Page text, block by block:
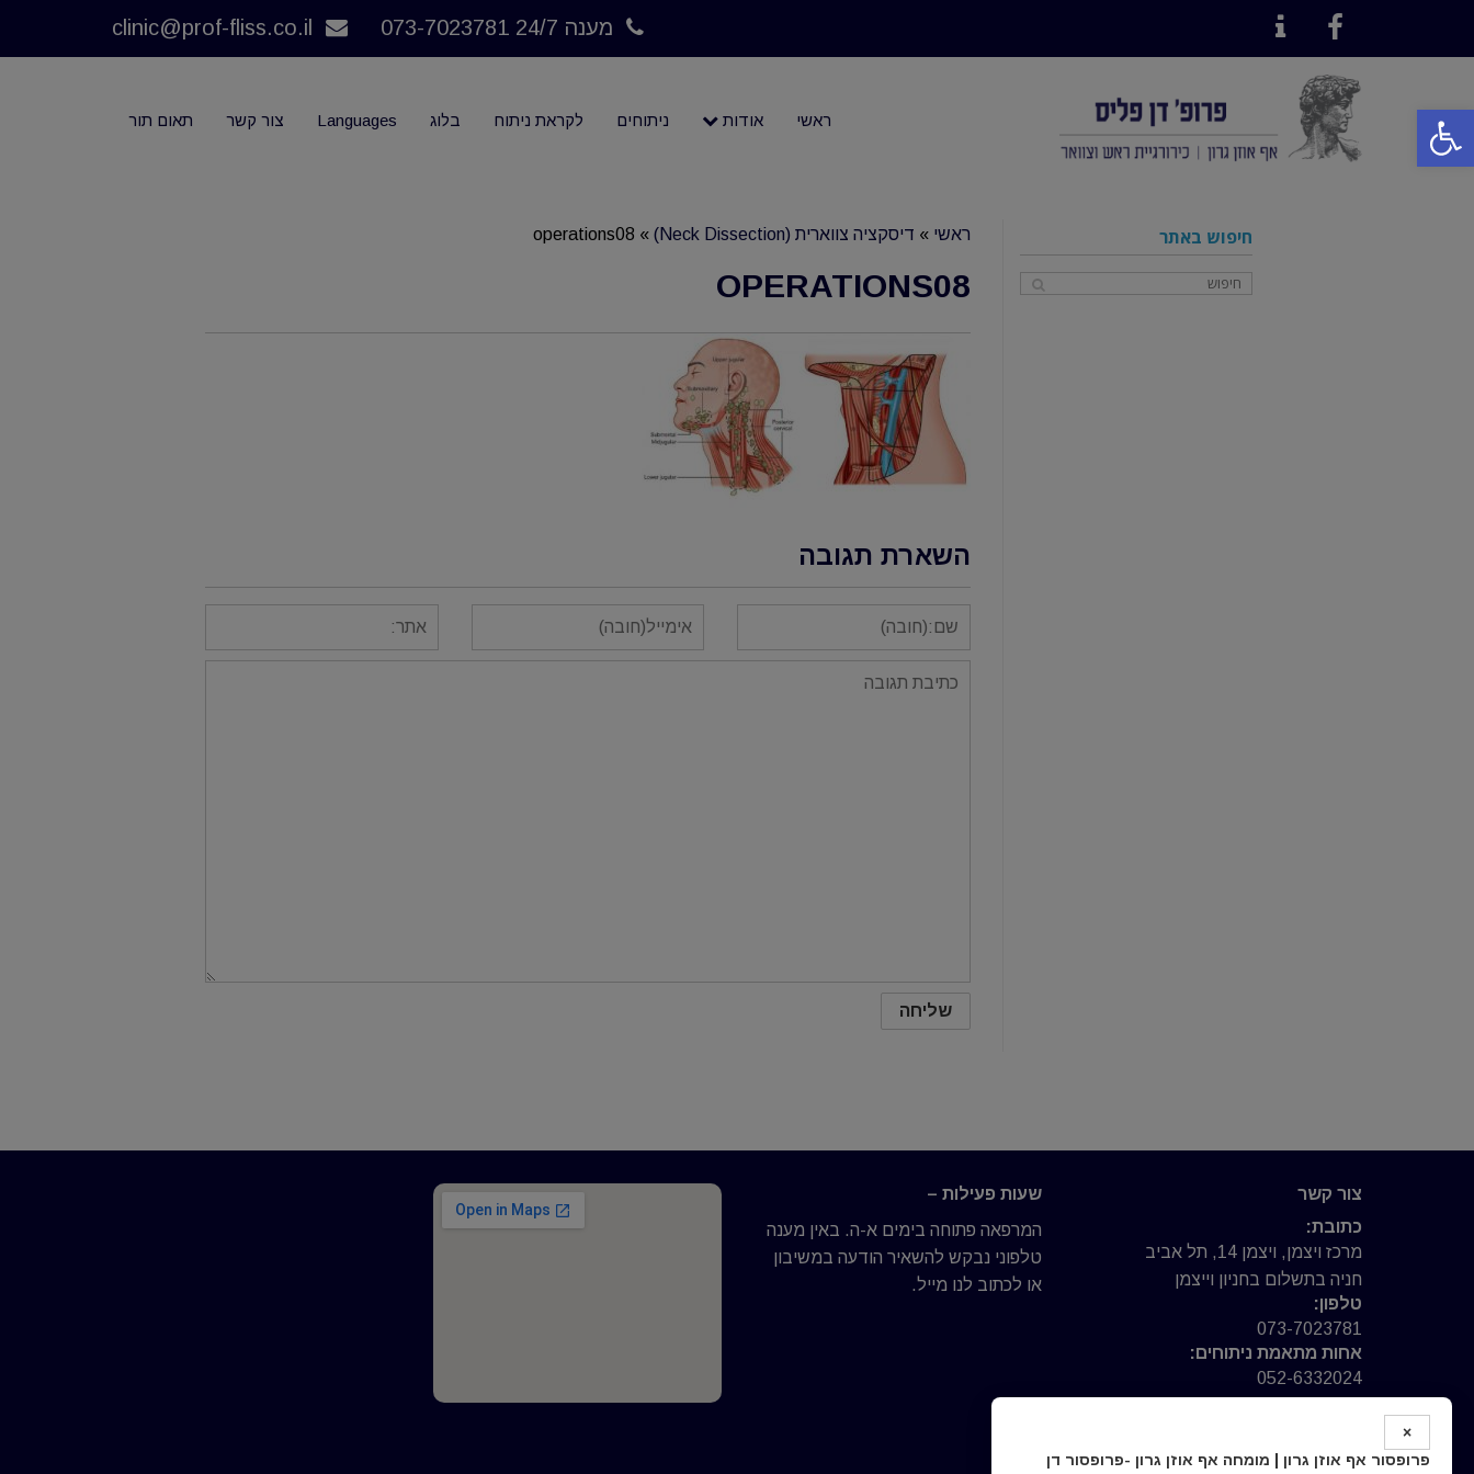
פתח סרגל נגישות
Facebook
Contact
מענה 24/7 073-7023781
ראשי אודות ניתוחים לקראת ניתוח בלוג Languages צור קשר תאום תור
ראשי » דיסקציה צווארית (Neck Dissection) »
operations08
OPERATIONS08
השארת תגובה
חיפוש באתר
צור קשר
כתובת:
מרכז ויצמן, ויצמן 14, תל אביב
חניה בתשלום בחניון וייצמן
טלפון:
073-7023781
אחות מתאמת ניתוחים:
052-6332024
פקס:
אימייל:
שעות פעילות –
המרפאה פתוחה בימים א-ה. באין מענה
טלפוני נבקש להשאיר הודעה במשיבון
או לכתוב לנו מייל.
×
פרופסור אף אוזן גרון | מומחה אף אוזן גרון -פרופסור דן